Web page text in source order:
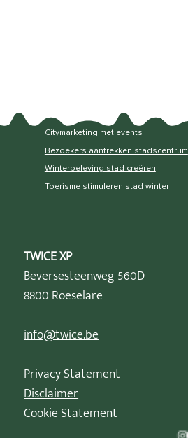
Citymarketing met events
Bezoekers aantrekken stadscentrum
Winterbeleving stad creëren
Toerisme stimuleren stad winter
TWICE XP
Beversesteenweg 560D
8800 Roeselare
info@twice.be
Privacy Statement
Disclaimer
Cookie Statement